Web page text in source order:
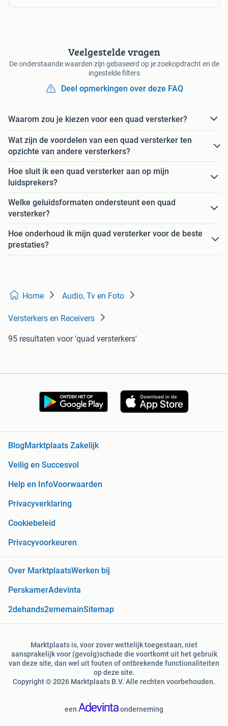
Veelgestelde vragen
De onderstaande waarden zijn gebaseerd op je zoekopdracht en de
ingestelde filters
Deel opmerkingen over deze FAQ
Waarom zou je kiezen voor een quad versterker?
Wat zijn de voordelen van een quad versterker ten
opzichte van andere versterkers?
Hoe sluit ik een quad versterker aan op mijn
luidsprekers?
Welke geluidsformaten ondersteunt een quad
versterker?
Hoe onderhoud ik mijn quad versterker voor de beste
prestaties?
Home Audio, Tv en Foto
Versterkers en Receivers
95 resultaten voor 'quad versterkers'
BlogMarktplaats Zakelijk
Veilig en Succesvol
Help en InfoVoorwaarden
Privacyverklaring
Cookiebeleid
Privacyvoorkeuren
Over MarktplaatsWerken bij
PerskamerAdevinta
2dehands2ememainSitemap
Marktplaats is, voor zover wettelijk toegestaan, niet
aansprakelijk voor (gevolg)schade die voortkomt uit het gebruik
van deze site, dan wel uit fouten of ontbrekende functionaliteiten
op deze site.
Copyright © 2026 Marktplaats B.V. Alle rechten voorbehouden.
een onderneming